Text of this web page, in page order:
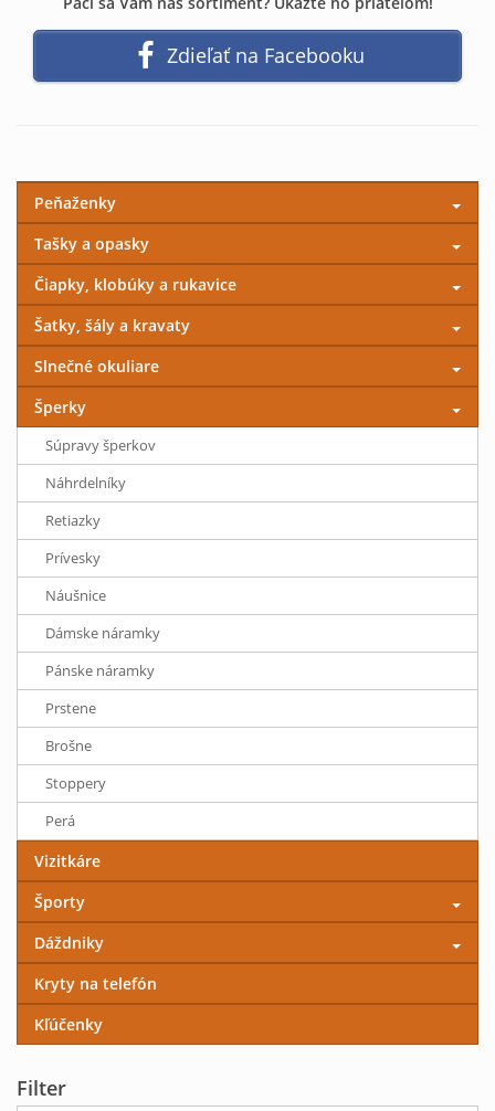
Zdieľať na Facebooku
Peňaženky
Tašky a opasky
Čiapky, klobúky a rukavice
Šatky, šály a kravaty
Slnečné okuliare
Šperky
Súpravy šperkov
Náhrdelníky
Retiazky
Prívesky
Náušnice
Dámske náramky
Pánske náramky
Prstene
Brošne
Stoppery
Perá
Vizitkáre
Športy
Dáždniky
Kryty na telefón
Kľúčenky
Filter